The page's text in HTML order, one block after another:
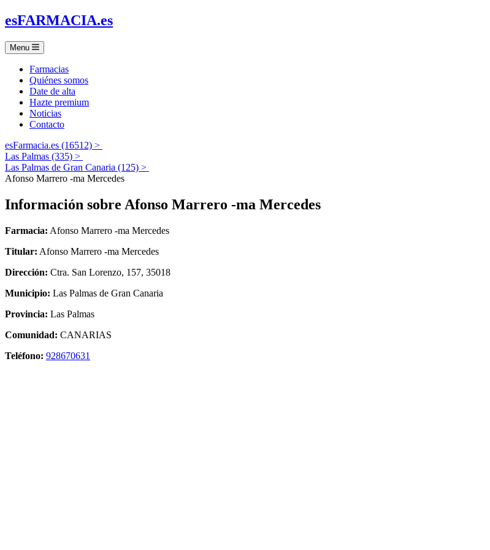
esFARMACIA.es
Menu
Farmacias
Quiénes somos
Date de alta
Hazte premium
Noticias
Contacto
esFarmacia.es (16512) >
Las Palmas (335) >
Las Palmas de Gran Canaria (125) >
Afonso Marrero -ma Mercedes
Información sobre Afonso Marrero -ma Mercedes
Farmacia: Afonso Marrero -ma Mercedes
Titular: Afonso Marrero -ma Mercedes
Dirección: Ctra. San Lorenzo, 157, 35018
Municipio: Las Palmas de Gran Canaria
Provincia: Las Palmas
Comunidad: CANARIAS
Teléfono: 928670631